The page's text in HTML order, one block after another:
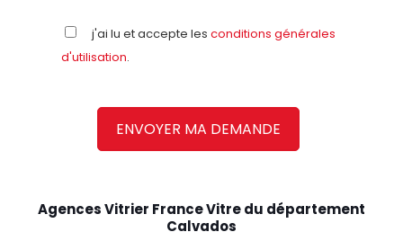
j'ai lu et accepte les conditions générales
d'utilisation.
Agences Vitrier France Vitre du département
Calvados